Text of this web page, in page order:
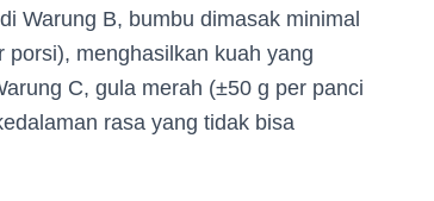
Warung B, bumbu dimasak minimal
menghasilkan kuah yang
C, gula merah (±50 g per panci
rasa yang tidak bisa